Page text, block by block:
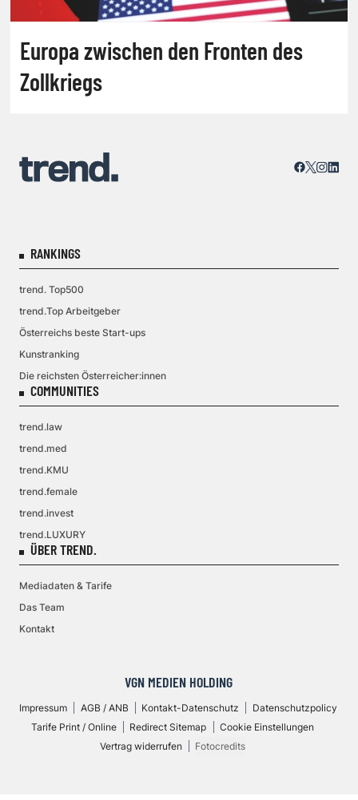
Europa zwischen den Fronten des
Zollkriegs
RANKINGS
trend. Top500
trend.Top Arbeitgeber
Österreichs beste Start-ups
Kunstranking
Die reichsten Österreicher:innen
COMMUNITIES
trend.law
trend.med
trend.KMU
trend.female
trend.invest
trend.LUXURY
ÜBER TREND.
Mediadaten & Tarife
Das Team
Kontakt
VGN MEDIEN HOLDING
Impressum AGB / ANB Kontakt-Datenschutz
Datenschutzpolicy
Tarife Print / Online
Redirect Sitemap
Cookie Einstellungen
Vertrag widerrufen
Fotocredits